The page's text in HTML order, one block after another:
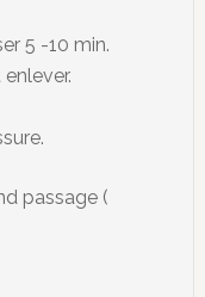
5 -10 min.
passage (